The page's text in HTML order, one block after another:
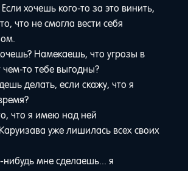
хочешь кого-то за это винить,
что не смогла вести себя
Намекаешь, что угрозы в
то тебе выгодны?
делать, если скажу, что я
что я имею над ней
уже лишилась всех своих
мне сделаешь... я